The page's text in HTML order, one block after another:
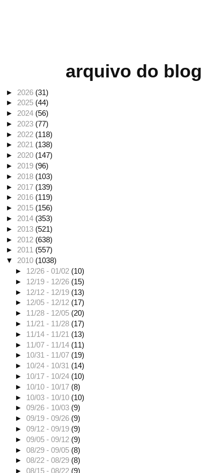
arquivo do blog
► 2026 (31)
► 2025 (44)
► 2024 (56)
► 2023 (77)
► 2022 (118)
►2021 (138)
► 2020 (147)
► 2019 (96)
► 2018 (103)
► 2017 (139)
►2016 (119)
► 2015 (156)
► 2014 (353)
► 2013 (521)
► 2012 (638)
►2011 (557)
▼ 2010 (1038)
► 12/26 - 01/02 (10)
► 12/19 - 12/26 (15)
► 12/12 - 12/19 (13)
► 12/05 - 12/12 (17)
► 11/28 - 12/05 (20)
► 11/21 - 11/28 (17)
► 11/14 - 11/21 (13)
► 11/07 - 11/14 (11)
► 10/31 - 11/07 (19)
► 10/24 - 10/31 (14)
► 10/17 - 10/24 (10)
► 10/10 - 10/17 (8)
► 10/03 - 10/10 (10)
►09/26 - 10/03 (9)
►09/19 - 09/26 (9)
►09/12 - 09/19 (9)
►09/05 - 09/12 (9)
►08/29 - 09/05 (8)
►08/22 - 08/29 (8)
►08/15 - 08/22 (9)